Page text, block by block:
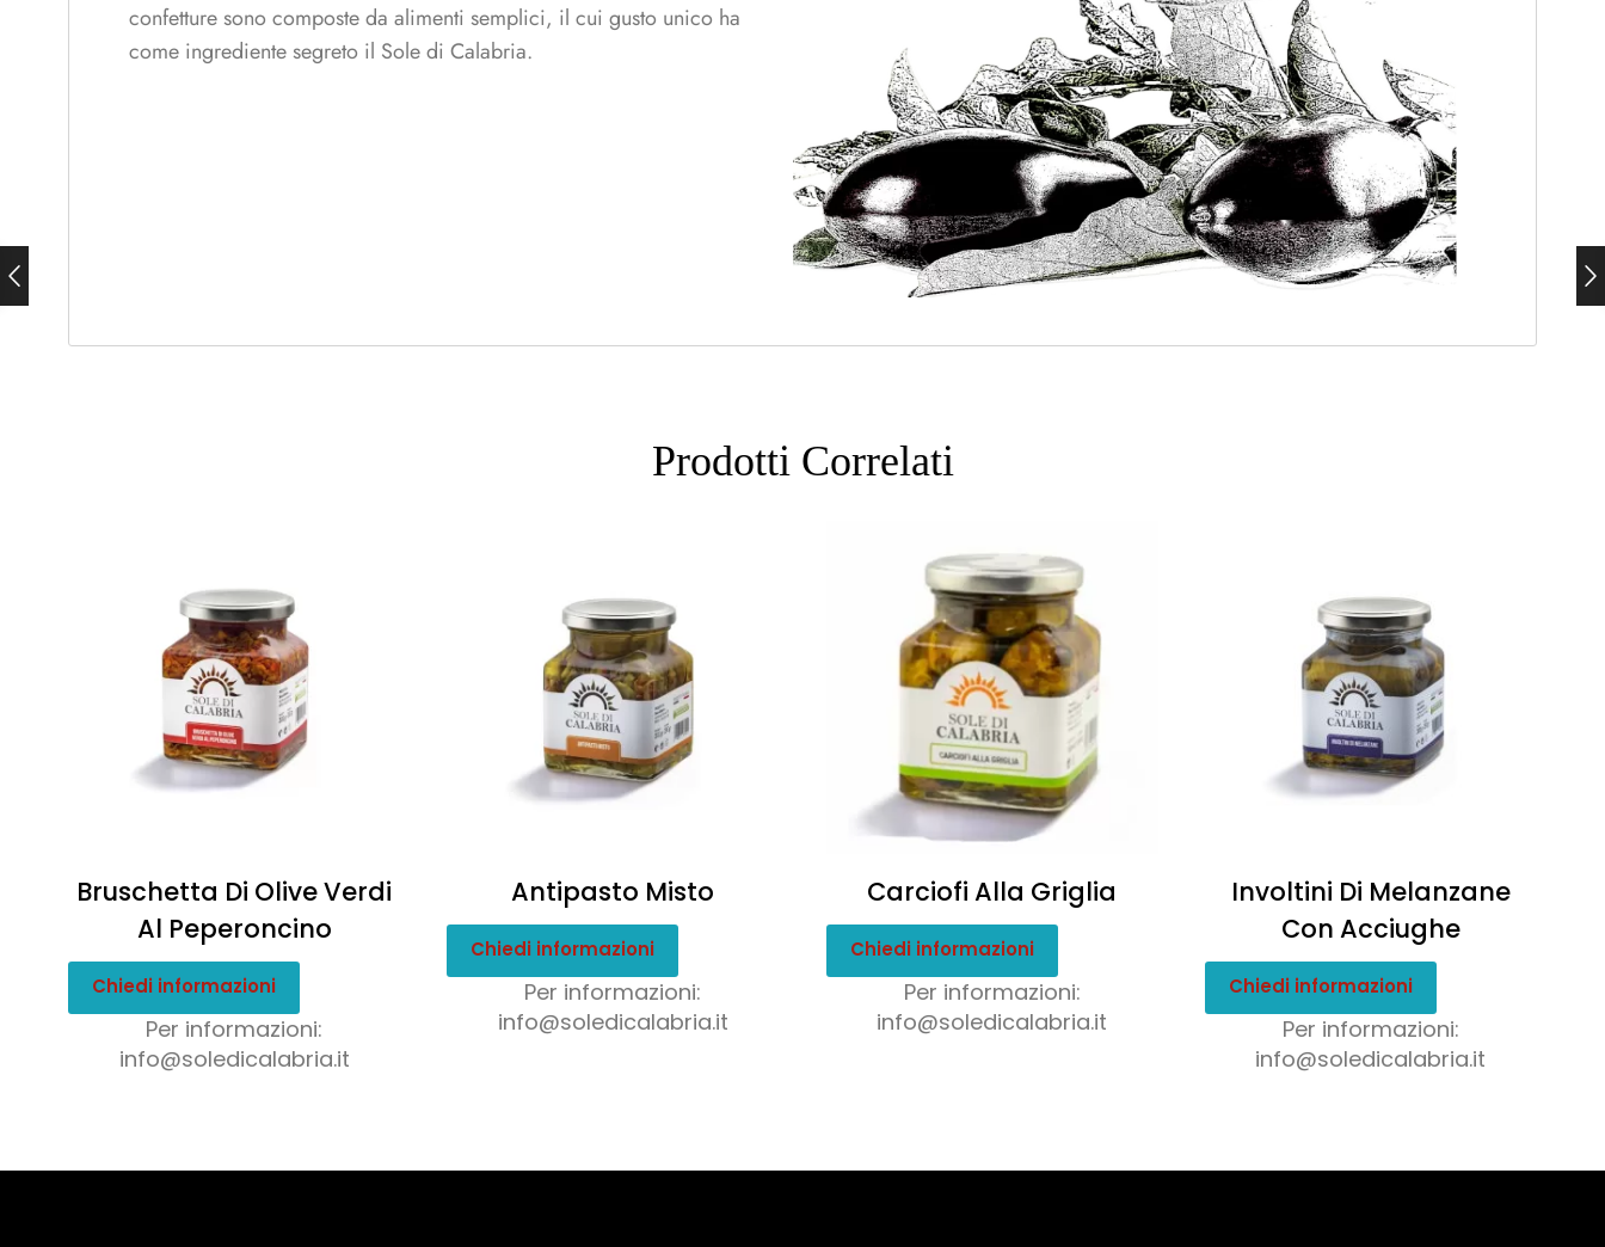
confetture sono composte da alimenti semplici, il cui gusto unico ha
come ingrediente segreto il Sole di Calabria.
Prodotti Correlati
Bruschetta Di Olive Verdi
Al Peperoncino
Chiedi informazioni
Per informazioni:
info@soledicalabria.it
Antipasto Misto
Chiedi informazioni
Per informazioni:
info@soledicalabria.it
Carciofi Alla Griglia
Chiedi informazioni
Per informazioni:
info@soledicalabria.it
Involtini Di Melanzane
Con Acciughe
Chiedi informazioni
Per informazioni:
info@soledicalabria.it